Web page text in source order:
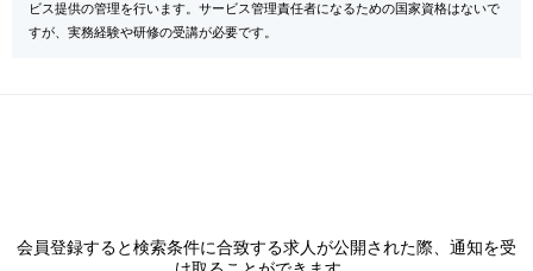
ビス提供の管理を行います。サービス管理責任者になるための国家資格はないで
すが、実務経験や研修の受講が必要です。
会員登録すると検索条件に合致する求人が公開された際、通知を受